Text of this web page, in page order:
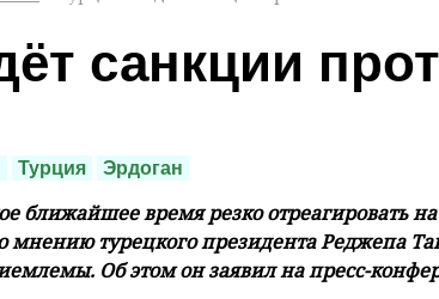
санкции
Турция Эрдоган
ближайшее время резко отреагировать
мнению турецкого президента Реджепа
Об этом он заявил на пресс-